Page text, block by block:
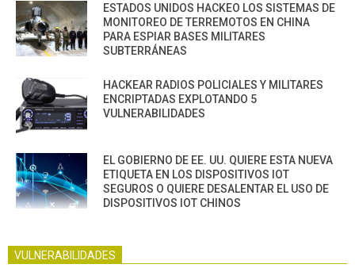
ESTADOS UNIDOS HACKEO LOS SISTEMAS DE
MONITOREO DE TERREMOTOS EN CHINA
PARA ESPIAR BASES MILITARES
SUBTERRÁNEAS
HACKEAR RADIOS POLICIALES Y MILITARES
ENCRIPTADAS EXPLOTANDO 5
VULNERABILIDADES
EL GOBIERNO DE EE. UU. QUIERE ESTA NUEVA
ETIQUETA EN LOS DISPOSITIVOS IOT
SEGUROS O QUIERE DESALENTAR EL USO DE
DISPOSITIVOS IOT CHINOS
VULNERABILIDADES